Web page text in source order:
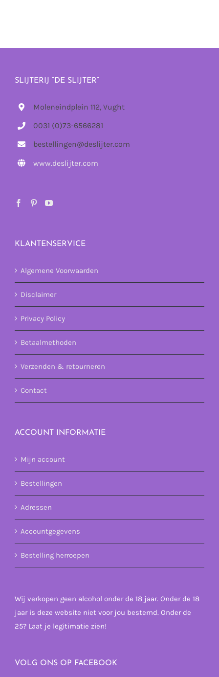
SLIJTERIJ “DE SLIJTER”
Moleneindplein 112, Vught
0031 (0)73-6566281
bestellingen@deslijter.com
www.deslijter.com
KLANTENSERVICE
Algemene Voorwaarden
Disclaimer
Privacy Policy
Betaalmethoden
Verzenden & retourneren
Contact
ACCOUNT INFORMATIE
Mijn account
Bestellingen
Adressen
Accountgegevens
Bestelling herroepen
Wij verkopen geen alcohol onder de 18 jaar. Onder de 18
jaar is deze website niet voor jou bestemd. Onder de
25? Laat je legitimatie zien!
VOLG ONS OP FACEBOOK